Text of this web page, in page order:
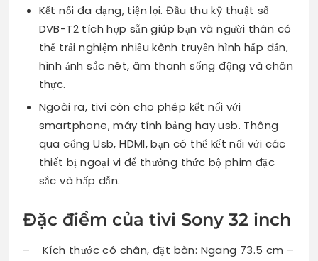
Kết nối đa dạng, tiện lợi. Đầu thu kỹ thuật số
DVB-T2 tích hợp sẵn giúp bạn và người thân có
thể trải nghiệm nhiều kênh truyền hình hấp dẫn,
hình ảnh sắc nét, âm thanh sống động và chân
thực.
Ngoài ra, tivi còn cho phép kết nối với
smartphone, máy tính bảng hay usb. Thông
qua cổng Usb, HDMI, bạn có thể kết nối với các
thiết bị ngoại vi để thưởng thức bộ phim đặc
sắc và hấp dẫn.
Đặc điểm của tivi Sony 32 inch
– Kích thước có chân, đặt bàn: Ngang 73.5 cm –